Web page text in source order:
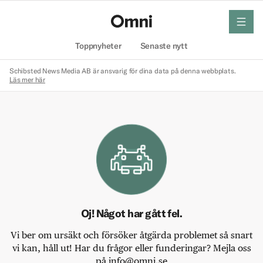
Toppnyheter Senaste nytt
meny
Schibsted News Media AB är ansvarig för dina data på denna webbplats.
Läs mer här
Oj! Något har gått fel.
Vi ber om ursäkt och försöker åtgärda problemet så snart
vi kan, håll ut! Har du frågor eller funderingar? Mejla oss